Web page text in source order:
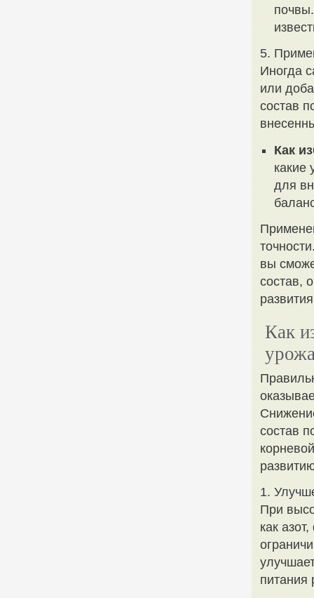
5.
Иногда
или
состав
Как
какие
для
вы
состав,
Как
состав
1.
При
как
питания